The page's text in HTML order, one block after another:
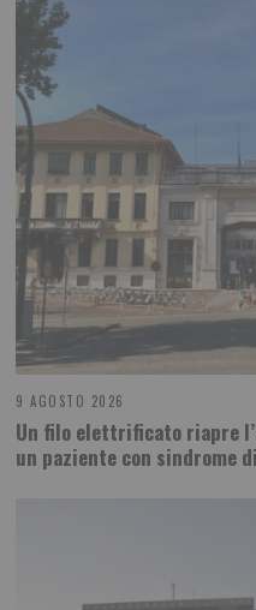
9 AGOSTO 2026
Un filo elettrificato riapre
un paziente con sindrome